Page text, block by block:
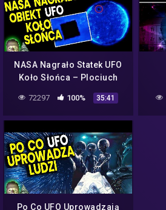
NASA Nagrało Statek UFO
Koło Słońca – Plociuch
Strefa 51 Dowody Film PL
72297 100% 35:41
Po Co UFO Uprowadzają